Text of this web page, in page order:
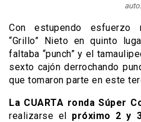
auto.
Con estupendo esfuerzo
“Grillo” Nieto en quinto
faltaba “punch” y el
sexto cajón derrochando
que tomaron parte en este
La CUARTA ronda Súper
realizarse el próximo 2 y